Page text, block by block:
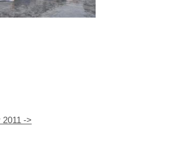
2011 ->